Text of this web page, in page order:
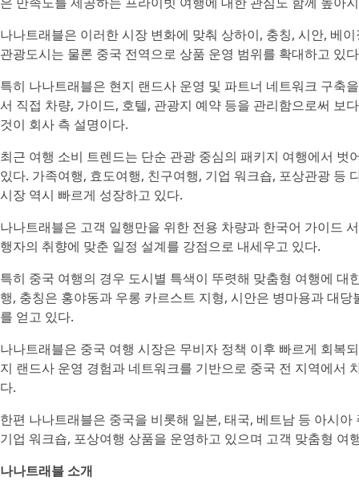
나나트래블은 이러한 시장 변화에 맞춰 상하이, 충칭, 시안, 베
관광도시는 물론 중국 전역으로 상품 운영 범위를 확대하고 있
특히 나나트래블은 현지 랜드사 운영 및 파트너 네트워크 구축
서 직접 차량, 가이드, 호텔, 관광지 예약 등을 관리함으로써 보
것이 회사 측 설명이다.
최근 여행 소비 트렌드는 단순 관광 중심의 패키지 여행에서
있다. 가족여행, 효도여행, 친구여행, 기업 워크숍, 포상관광 등
시장 역시 빠르게 성장하고 있다.
나나트래블은 고객 일행만을 위한 전용 차량과 한국어 가이드
행자의 취향에 맞춘 일정 설계를 강점으로 내세우고 있다.
특히 중국 여행의 경우 도시별 특색이 뚜렷해 맞춤형 여행에
행, 충칭은 홍야동과 우롱 카르스트 지형, 시안은 병마용과 대
를 얻고 있다.
나나트래블은 중국 여행 시장은 무비자 정책 이후 빠르게 회복
지 랜드사 운영 경험과 네트워크를 기반으로 중국 전 지역에서
다.
한편 나나트래블은 중국을 비롯해 일본, 태국, 베트남 등 아시
기업 워크숍, 포상여행 상품을 운영하고 있으며 고객 맞춤형 여
나나트래블 소개